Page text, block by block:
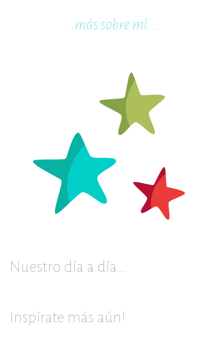
...más sobre mí...
Nuestro día a día…
Inspírate más aún!